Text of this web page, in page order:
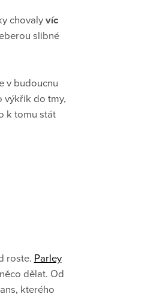
chovalyvíc
slibné
v budoucnu
výkřik do tmy,
k tomu stát
roste. Parley
dělat. Od
kterého